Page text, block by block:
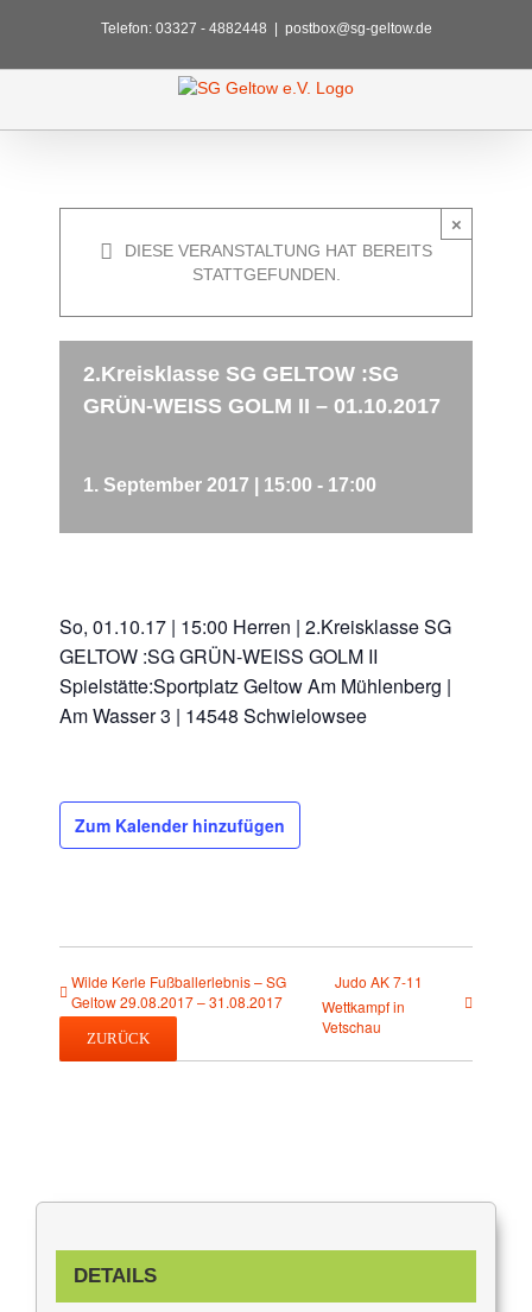
Telefon: 03327 - 4882448 postbox@sg-geltow.de
×
DIESE VERANSTALTUNG HAT BEREITS
STATTGEFUNDEN.
2.Kreisklasse SG GELTOW :SG
GRÜN-WEISS GOLM II – 01.10.2017
1. September 2017 | 15:00 - 17:00
So, 01.10.17 | 15:00 Herren | 2.Kreisklasse SG
GELTOW :SG GRÜN-WEISS GOLM II
Spielstätte:Sportplatz Geltow Am Mühlenberg |
Am Wasser 3 | 14548 Schwielowsee
Zum Kalender hinzufügen
Wilde Kerle Fußballerlebnis – SG
Geltow 29.08.2017 – 31.08.2017
Judo AK 7-11
Wettkampf in
Vetschau
ZURÜCK
DETAILS